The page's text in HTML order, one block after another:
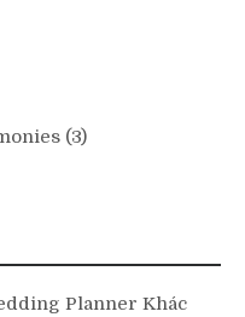
(3)
Planner Khác